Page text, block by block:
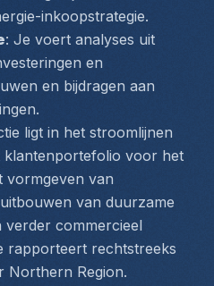
inkoopstrategie.
: Je voert analyses uit
en
en bijdragen aan
ligt in het stroomlijnen
klantenportefolio voor het
vormgeven van
van duurzame
verder commercieel
rapporteert rechtstreeks
Northern Region.